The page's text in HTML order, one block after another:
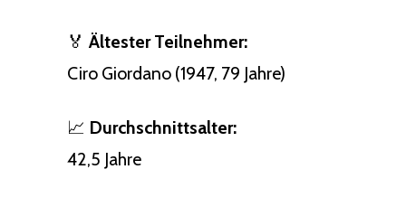
🏅 Ältester Teilnehmer:
Ciro Giordano (1947, 79 Jahre)
📈 Durchschnittsalter:
42,5 Jahre